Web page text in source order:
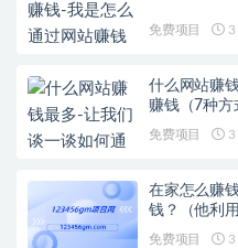
免费项目 3
什么网站赚
赚钱（7种方
免费项目 3
在家怎么赚
钱？（他利
免费项目 3